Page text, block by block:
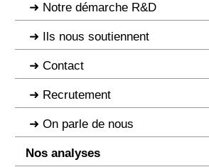
Notre démarche R&D
Ils nous soutiennent
Contact
Recrutement
On parle de nous
Nos analyses